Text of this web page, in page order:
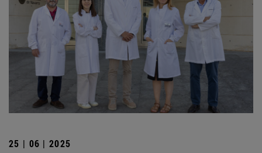
25 | 06 | 2025